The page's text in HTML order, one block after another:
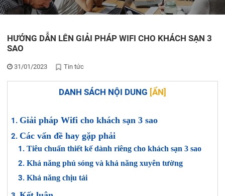
HƯỚNG DẪN LÊN GIẢI PHÁP WIFI CHO KHÁCH SẠN 3
SAO
31/01/2023 Tin tức
DANH SÁCH NỘI DUNG [ẨN]
Giải pháp Wifi cho khách sạn 3 sao
Các vấn đề hay gặp phải
Tiêu chuẩn thiết kế dành riêng cho khách sạn 3 sao
Khả năng phủ sóng và khả năng xuyên tường
Khả năng chịu tải